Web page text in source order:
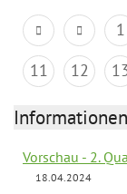
1
11
12
Vorschau - 2.
18.04.2024